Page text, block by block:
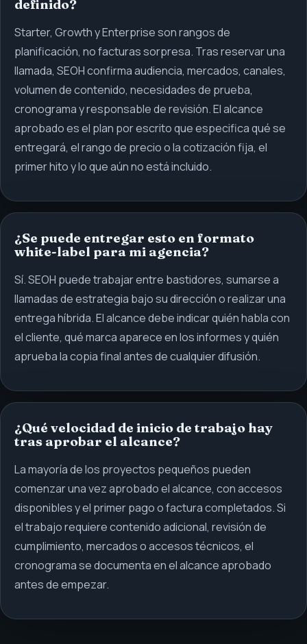
definido?
Starter, Growth y Enterprise son rangos de
planificación, no facturas sorpresa. Tras reservar una
llamada, SEOH confirma audiencia, mercados, canales,
volumen de contenido, necesidades de prueba,
cronograma y responsable de revisión. El alcance
aprobado es el plan por escrito que especifica qué se
entregará, el rango de precio o la cotización fija, el
primer hito y lo que aún no está incluido.
¿Se puede entregar esto en formato
white-label para mi agencia?
Sí. SEOH puede trabajar entre bastidores, sumarse a
llamadas de estrategia bajo su dirección o realizar una
entrega híbrida. El alcance debe indicar quién habla con
el cliente, qué marca aparece en los informes y quién
aprueba la copia final antes de cualquier difusión.
¿Qué velocidad de inicio de trabajo hay
tras aprobar el alcance?
La mayoría de los proyectos pequeños pueden
comenzar una vez aprobado el alcance, con accesos
disponibles y el primer pago o factura completados. Si
el trabajo requiere contenido adicional, revisión de
cumplimiento, mercados o accesos técnicos, el
cronograma se documenta en el alcance aprobado
antes de empezar.